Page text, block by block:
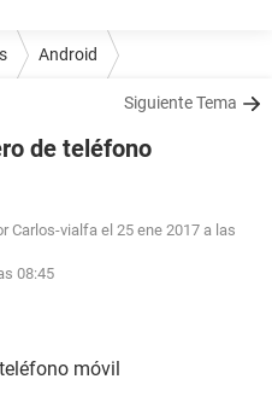
Android
Siguiente Tema
de teléfono
Carlos-vialfa el 25 ene 2017 a las
08:45
móvil